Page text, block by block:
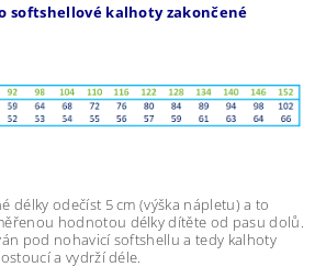
softshellové kalhoty zakončené
délky odečíst 5 cm (výška nápletu) a to
hodnotou délky dítěte od pasu dolů.
pod nohavicí softshellu a tedy kalhoty
a vydrží déle.